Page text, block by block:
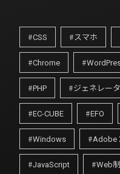
CSS スマホ
Chrome
PHP ジェネレータ
EC-CUBE EFO
Windows Adobe
JavaScript Web